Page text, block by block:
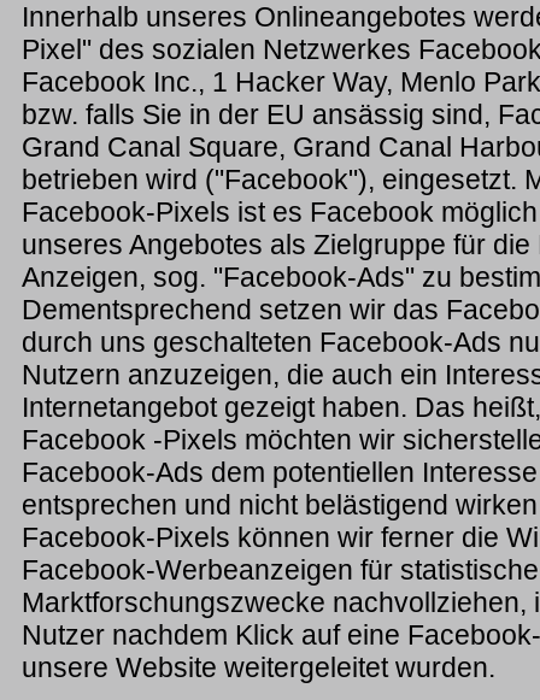
Innerhalb unseres Onlineangebotes
Pixel" des sozialen Netzwerkes
Facebook Inc., 1 Hacker Way, Menlo
bzw. falls Sie in der EU ansässig sind,
Grand Canal Square, Grand Canal
betrieben wird ("Facebook"), eingesetzt.
Facebook-Pixels ist es Facebook
unseres Angebotes als Zielgruppe für
Anzeigen, sog. "Facebook-Ads" zu
Dementsprechend setzen wir das
durch uns geschalteten Facebook-Ads
Nutzern anzuzeigen, die auch ein
Internetangebot gezeigt haben. Das
Facebook -Pixels möchten wir
Facebook-Ads dem potentiellen
entsprechen und nicht belästigend
Facebook-Pixels können wir ferner die
Facebook-Werbeanzeigen für
Marktforschungszwecke nachvollziehen,
Nutzer nachdem Klick auf eine
unsere Website weitergeleitet wurden.